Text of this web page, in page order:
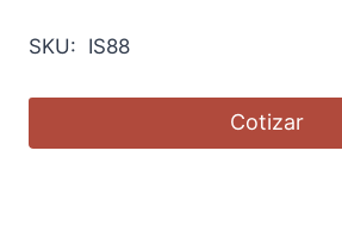
SKU: IS88
Cotizar